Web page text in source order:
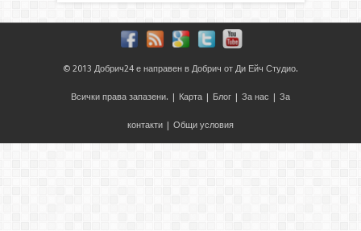
© 2013 Добрич24 е направен в Добрич от Ди Ейч Студио.
Всички права запазени. | Карта Блог За нас За
контакти Общи условия